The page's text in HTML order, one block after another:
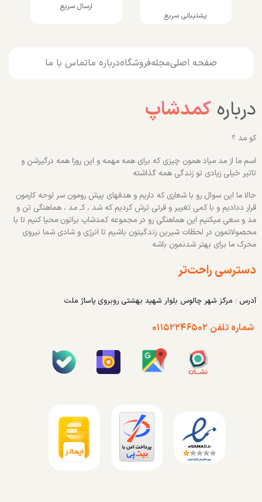
پشتیبانی سریع
ارسال سریع
صفحه اصلیمجلهفروشگاهدرباره ماتماس با ما
درباره کمدشاپ
کو مد ؟
اسم ما از مد میاد همون چیزی که برای همه مهمه و این روزا همه درگیرشن و
تاثیر خیلی زیادی تو زندگی همه گذاشته
حالا ما این سوال رو با شعاری که داریم و هدفهای پیش رومون سر لوحه کارمون
قرار ددادیم و با کمی تغییر و قرتی ترش کردیم که شد ، کـ مد ، هماهنگی تن و
مد و سعی میکنیم این هماهنگی رو در مجموعه کمدشاپ براتون محیا کنیم تا با
محصولاتمون در لحظات شیرین زندگیتون باشیم تا انرژی و شادی شما نیروی
محرک ما برای بهتر شدنمون باشه
دسترسی راحت‌تر
آدرس : مرکز شهر چالوس بلوار شهید بهشتی روبروی پاساژ ملت
شماره تلفن ۰۱۱۵۲۲۴۶۵۰۲